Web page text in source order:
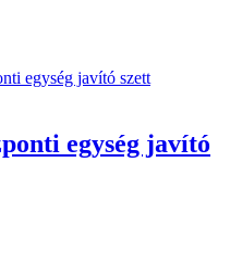
egység javító